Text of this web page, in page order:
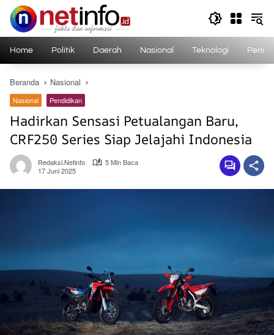
Langsung
konten
Home Politik Daerah Nasional Teknologi
Beranda Nasional
Nasional Pendidikan
Hadirkan Sensasi Petualangan Baru,
CRF250 Series Siap Jelajahi Indonesia
Redaksi.netinfo
5 Min Baca
17 Juni 2025